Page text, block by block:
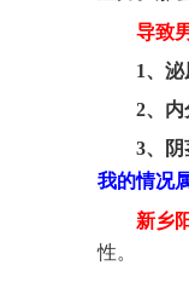
导致
1、泌
2、内
3、阴
我的情况
新乡
性。